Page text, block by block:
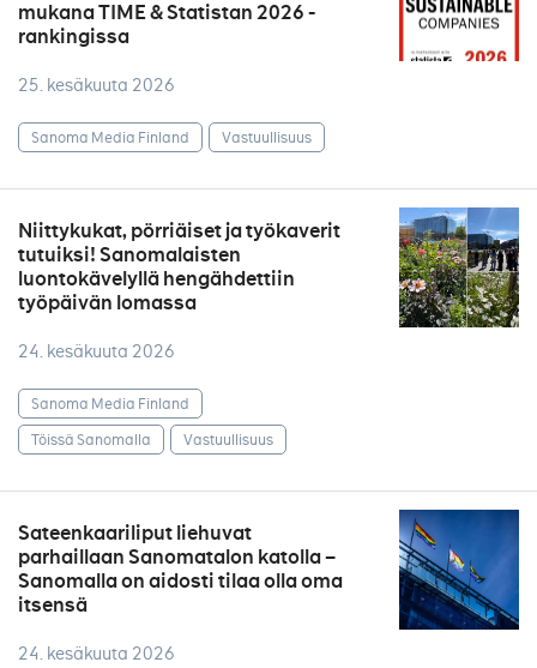
mukana TIME & Statistan 2026 -
rankingissa
25. kesäkuuta 2026
Sanoma Media Finland Vastuullisuus
Niittykukat, pörriäiset ja työkaverit
tutuiksi! Sanomalaisten
luontokävelyllä hengähdettiin
työpäivän lomassa
24. kesäkuuta 2026
Sanoma Media Finland
Töissä Sanomalla
Vastuullisuus
Sateenkaariliput liehuvat
parhaillaan Sanomatalon katolla –
Sanomalla on aidosti tilaa olla oma
itsensä
24. kesäkuuta 2026